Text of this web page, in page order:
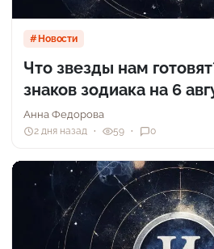
Новости
Что звезды нам
знаков зодиака на 6
Анна Федорова
2 дня назад 59 0